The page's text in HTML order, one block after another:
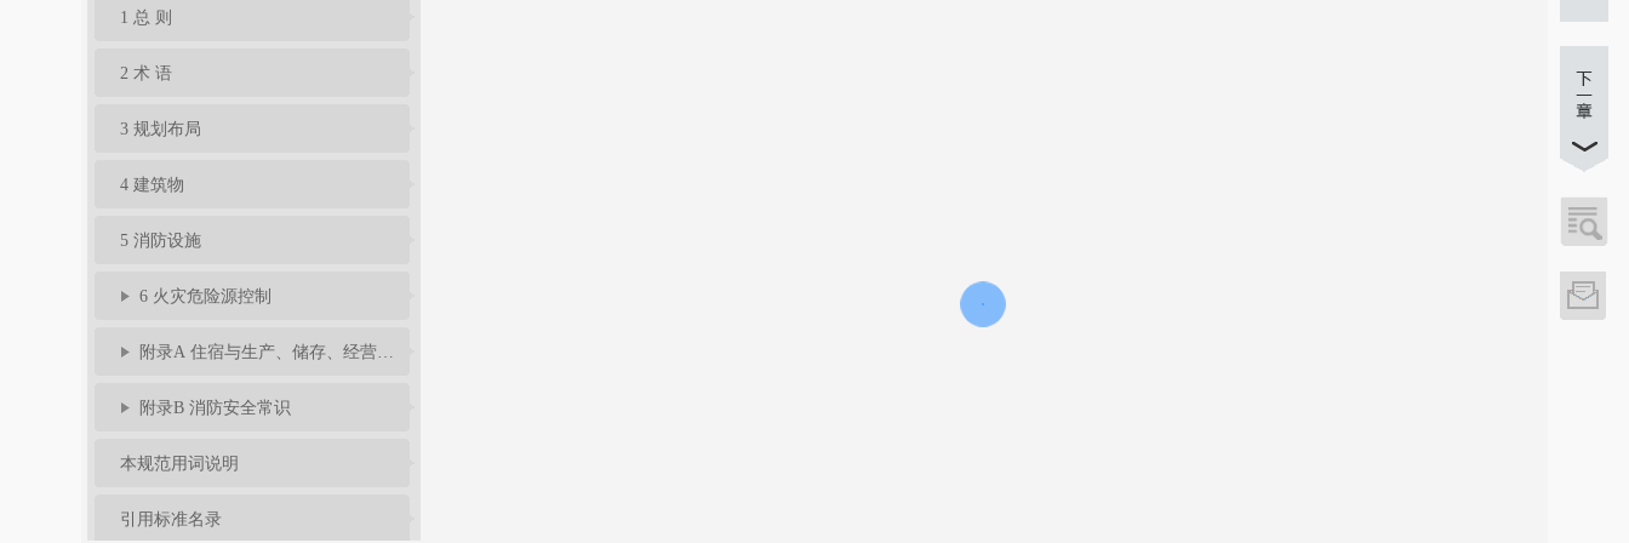
1 总 则
2 术 语
3 规划布局
4 建筑物
5 消防设施
6 火灾危险源控制
附录A 住宿与生产、储存、经营合用场所防火要求
附录B 消防安全常识
本规范用词说明
引用标准名录